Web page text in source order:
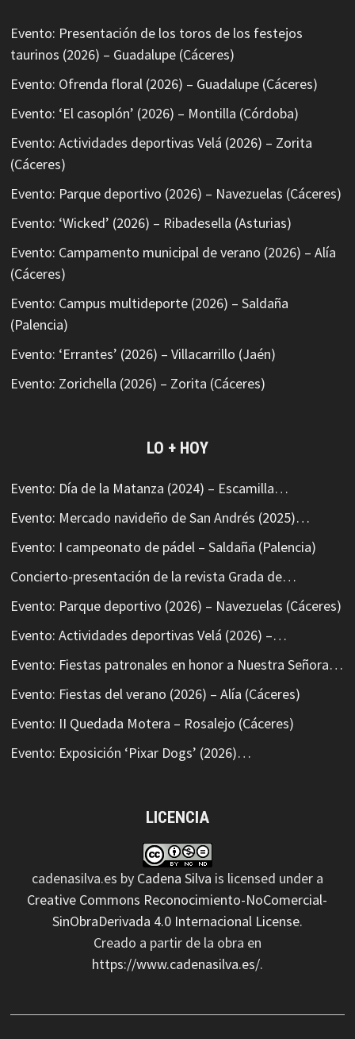
Evento: Presentación de los toros de los festejos
taurinos (2026) – Guadalupe (Cáceres)
Evento: Ofrenda floral (2026) – Guadalupe (Cáceres)
Evento: ‘El casoplón’ (2026) – Montilla (Córdoba)
Evento: Actividades deportivas Velá (2026) – Zorita
(Cáceres)
Evento: Parque deportivo (2026) – Navezuelas (Cáceres)
Evento: ‘Wicked’ (2026) – Ribadesella (Asturias)
Evento: Campamento municipal de verano (2026) – Alía
(Cáceres)
Evento: Campus multideporte (2026) – Saldaña
(Palencia)
Evento: ‘Errantes’ (2026) – Villacarrillo (Jaén)
Evento: Zorichella (2026) – Zorita (Cáceres)
LO + HOY
Evento: Día de la Matanza (2024) – Escamilla…
Evento: Mercado navideño de San Andrés (2025)…
Evento: I campeonato de pádel – Saldaña (Palencia)
Concierto-presentación de la revista Grada de…
Evento: Parque deportivo (2026) – Navezuelas (Cáceres)
Evento: Actividades deportivas Velá (2026) –…
Evento: Fiestas patronales en honor a Nuestra Señora…
Evento: Fiestas del verano (2026) – Alía (Cáceres)
Evento: II Quedada Motera – Rosalejo (Cáceres)
Evento: Exposición ‘Pixar Dogs’ (2026)…
LICENCIA
cadenasilva.es by Cadena Silva is licensed under a
Creative Commons Reconocimiento-NoComercial-
SinObraDerivada 4.0 Internacional License.
Creado a partir de la obra en
https://www.cadenasilva.es/.